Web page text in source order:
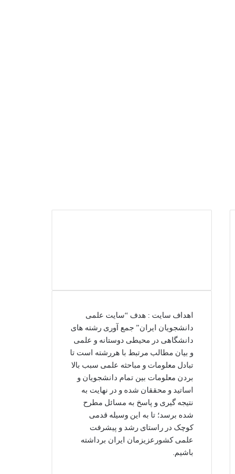
اهداف سایت : هدف “سایت علمی
دانشجویان ایران” جمع آوری رشته های
دانشگاهی در محیطی دوستانه و علمی
و بیان مطالب مرتبط با هررشته است تا
تبادل معلومات و مباحثه علمی سبب بالا
بردن معلومات بین تمام دانشجویان و
اساتید و محققان شده و در نهایت به
نتیجه گیری و پاسخ به مسائل مطرح
شده برسد؛ تا به این وسیله قدمی
کوچک در راستای رشد و پیشرفت
علمی کشورعزیزمان ایران برداشته
باشیم.